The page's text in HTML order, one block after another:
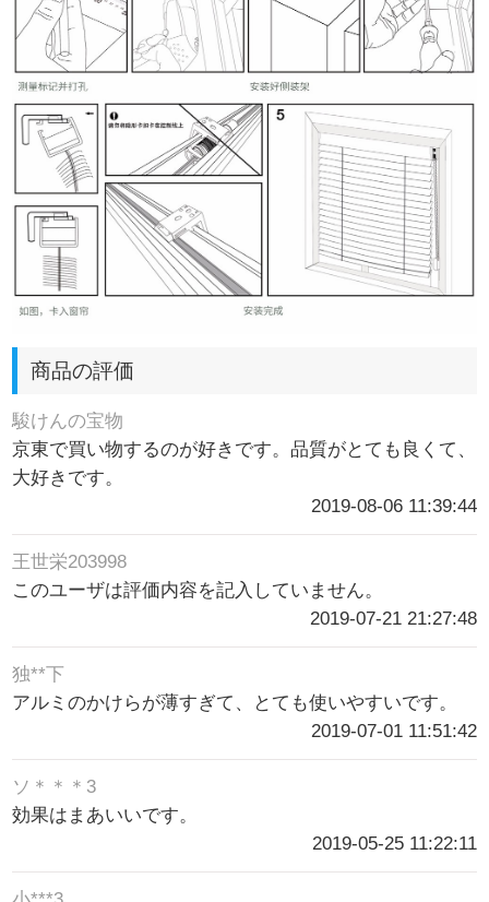
商品の評価
駿けんの宝物
京東で買い物するのが好きです。品質がとても良くて、
大好きです。
2019-08-06 11:39:44
王世栄203998
このユーザは評価内容を記入していません。
2019-07-21 21:27:48
独**下
アルミのかけらが薄すぎて、とても使いやすいです。
2019-07-01 11:51:42
ソ＊＊＊3
効果はまあいいです。
2019-05-25 11:22:11